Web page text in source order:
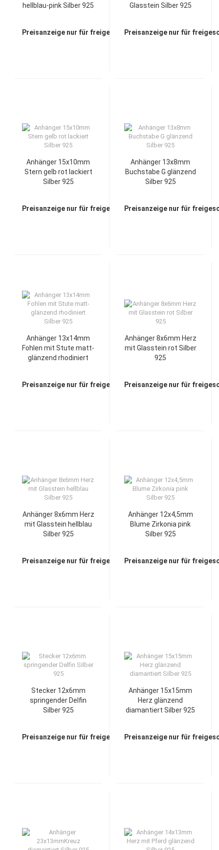
hellblau-pink Silber 925
Preisanzeige nur für freigeschaltete Kunden
Glasstein Silber 925
Preisanzeige nur für
Anhänger 15x10mm
Stern gelb rot lackiert
Silber 925
Preisanzeige nur für freigeschaltete Kunden
Anhänger 13x8mm
Buchstabe G glänzend
Silber 925
Preisanzeige nur für
Anhänger 13x14mm
Fohlen mit Stute matt-
glänzend rhodiniert
Preisanzeige nur für freigeschaltete Kunden
Anhänger 8x6mm Herz
mit Glasstein rot Silber
925
Preisanzeige nur für
Anhänger 8x6mm Herz
mit Glasstein hellblau
Silber 925
Preisanzeige nur für freigeschaltete Kunden
Anhänger 12x4,5mm
Blume Zirkonia pink
Silber 925
Preisanzeige nur für
Stecker 12x6mm
springender Delfin
Silber 925
Preisanzeige nur für freigeschaltete Kunden
Anhänger 15x15mm
Herz glänzend
diamantiert Silber 925
Preisanzeige nur für